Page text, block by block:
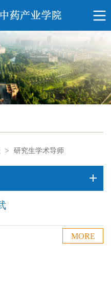
> 研究生学术导师
MORE